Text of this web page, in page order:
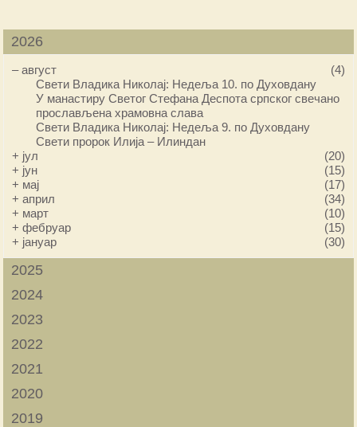
2026
–август
(4)
Свети Владика Николај: Недеља 10. по Духовдану
У манастиру Светог Стефана Деспота српског свечано
прослављена храмовна слава
Свети Владика Николај: Недеља 9. по Духовдану
Свети пророк Илија – Илиндан
+ јул
(20)
+ јун
(15)
+ мај
(17)
+април
(34)
+ март
(10)
+фебруар
(15)
+ јануар (30)
2025
2024
2023
2022
2021
2020
2019